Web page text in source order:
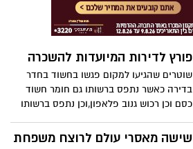
פורץ לדירות המיועדות להשכרה
שוטרים שהגיעו למקום פגשו בחשוד בחדר
בדירה כאשר נתפס ברשותו גם חומר חשוד
כסם וכן רכוש גנוב פלאפון,וכן נתפס ברשותו
החשוד
שישה מאסרי עולם לרוצח משפחת